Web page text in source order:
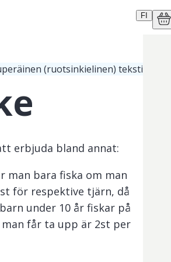
FI
(ruotsinkielinen) teksti
erbjuda bland annat:
man bara fiska om man
för respektive tjärn, då
under 10 år fiskar på
får ta upp är 2st per